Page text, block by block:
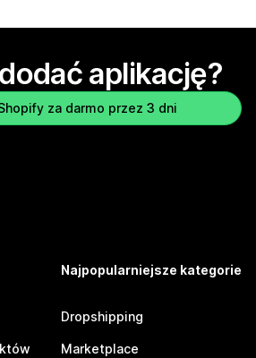
aplikację?
za darmo przez 3 dni
Najpopularniejsze kategorie
Dropshipping
Marketplace